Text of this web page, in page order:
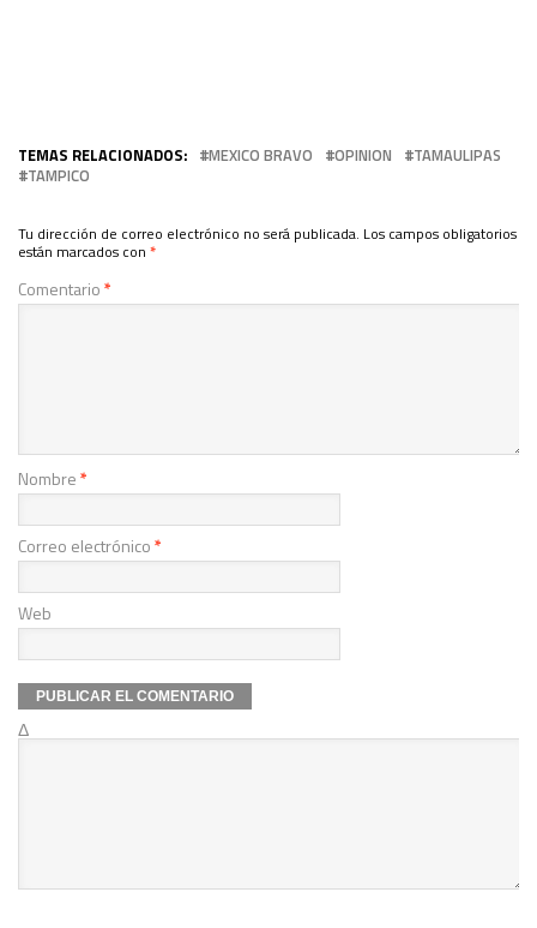
TEMAS RELACIONADOS: MEXICO BRAVO OPINION
TAMAULIPAS
TAMPICO
Tu dirección de correo electrónico no será publicada. Los campos obligatorios
están marcados con *
Comentario*
Nombre*
Correo electrónico*
Web
Δ